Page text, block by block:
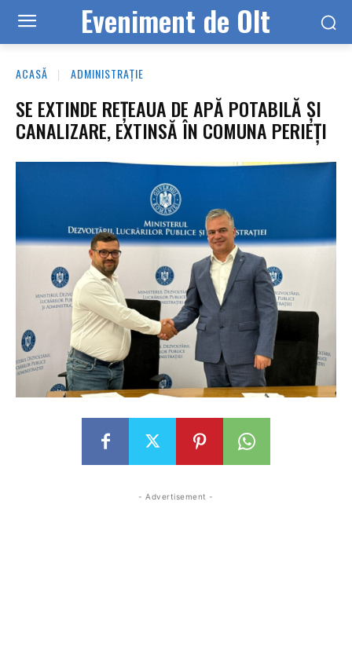
Eveniment de Olt
ACASĂ ADMINISTRAȚIE
SE EXTINDE REȚEAUA DE APĂ POTABILĂ ȘI
CANALIZARE, EXTINSĂ ÎN COMUNA PERIEȚI
- Advertisement -